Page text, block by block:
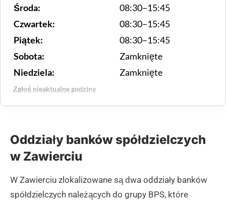
Środa:
08:30–15:45
Czwartek:
08:30–15:45
Piątek:
08:30–15:45
Sobota:
Zamknięte
Niedziela:
Zamknięte
Zgłoś nieaktualne godziny
Oddziały banków spółdzielczych
w Zawierciu
W Zawierciu zlokalizowane są dwa oddziały banków
spółdzielczych należących do grupy BPS, które